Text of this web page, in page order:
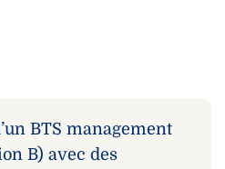
BTS management
B) avec des